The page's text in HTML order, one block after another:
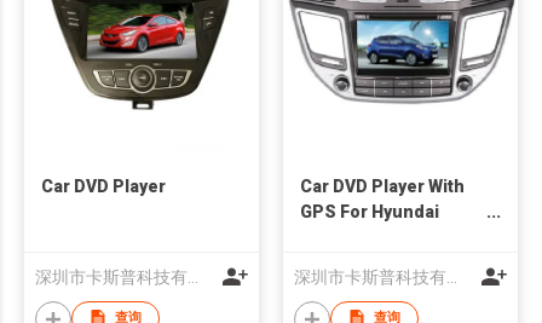
Car DVD Player
查询
Car DVD Player With
GPS For Hyundai
查询